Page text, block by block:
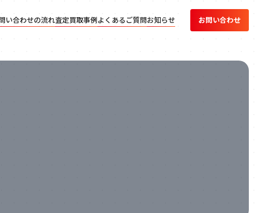
い合わせの流れ査定買取事例よくあるご質問お知らせ お問い合わせ